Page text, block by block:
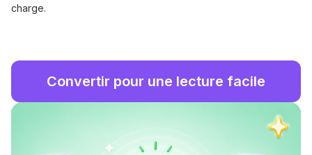
charge.
Convertir pour une lecture facile